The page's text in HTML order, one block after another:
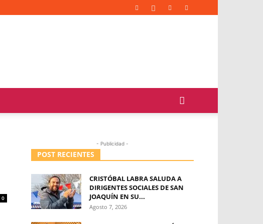
0
- Publicidad -
POST RECIENTES
CRISTÓBAL LABRA SALUDA A
DIRIGENTES SOCIALES DE SAN
JOAQUÍN EN SU...
Agosto 7, 2026